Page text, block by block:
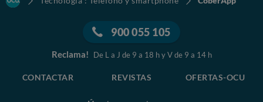
900 055 105
Reclama! De L a J de 9 a 18 h y V de 9 a 14 h
CONTACTAR REVISTAS OFERTAS-OCU